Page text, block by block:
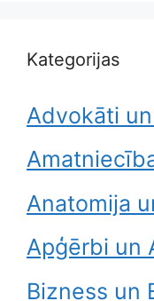
Kategorijas
Advokāti
Anatomija
Apģērbi un
Bizness un